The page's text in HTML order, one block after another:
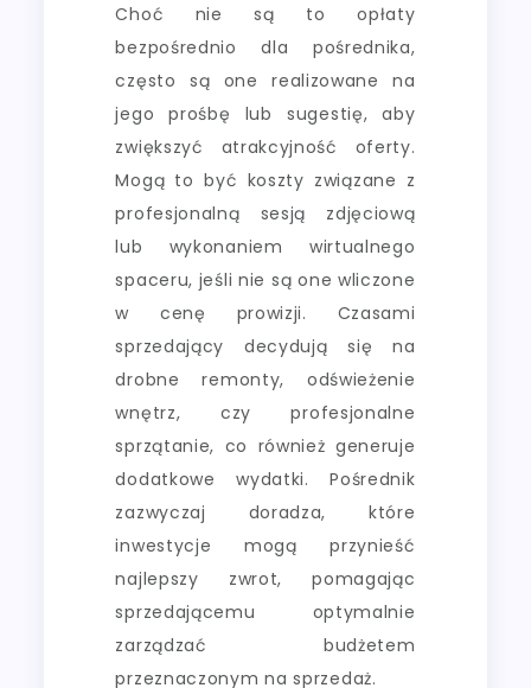
Choć nie są to opłaty
bezpośrednio dla pośrednika,
często są one realizowane na
jego prośbę lub sugestię, aby
zwiększyć atrakcyjność oferty.
Mogą to być koszty związane z
profesjonalną sesją zdjęciową
lub wykonaniem wirtualnego
spaceru, jeśli nie są one wliczone
w cenę prowizji. Czasami
sprzedający decydują się na
drobne remonty, odświeżenie
wnętrz, czy profesjonalne
sprzątanie, co również generuje
dodatkowe wydatki. Pośrednik
zazwyczaj doradza, które
inwestycje mogą przynieść
najlepszy zwrot, pomagając
sprzedającemu optymalnie
zarządzać budżetem
przeznaczonym na sprzedaż.